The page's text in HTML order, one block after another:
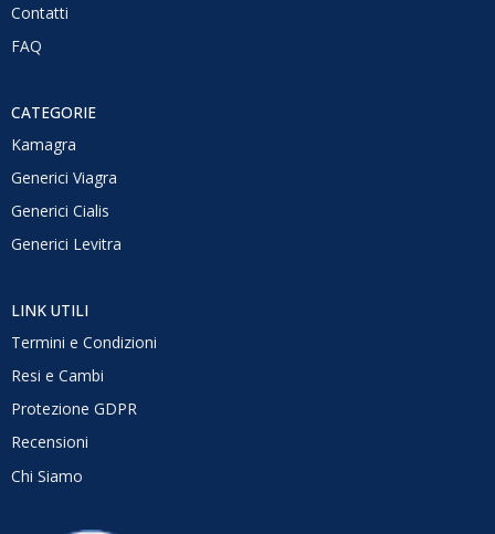
Contatti
FAQ
CATEGORIE
Kamagra
Generici Viagra
Generici Cialis
Generici Levitra
LINK UTILI
Termini e Condizioni
Resi e Cambi
Protezione GDPR
Recensioni
Chi Siamo